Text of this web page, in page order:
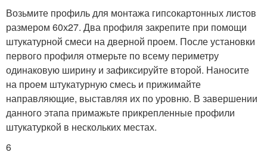
Возьмите профиль для монтажа гипсокартонных листов
размером 60х27. Два профиля закрепите при помощи
штукатурной смеси на дверной проем. После установки
первого профиля отмерьте по всему периметру
одинаковую ширину и зафиксируйте второй. Наносите
на проем штукатурную смесь и прижимайте
направляющие, выставляя их по уровню. В завершении
данного этапа примажьте прикрепленные профили
штукатуркой в нескольких местах.
6